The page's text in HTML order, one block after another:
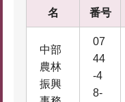
名
番号
中部
農林
振興
07
44
-4
8-